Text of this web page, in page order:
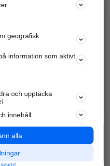
företaget
och annonsera mot
nära dig.
Populära sökningar
Annonsera
Integritet
Nödnummer
geografisk
information som aktivt
och upptäcka
innehåll
alla